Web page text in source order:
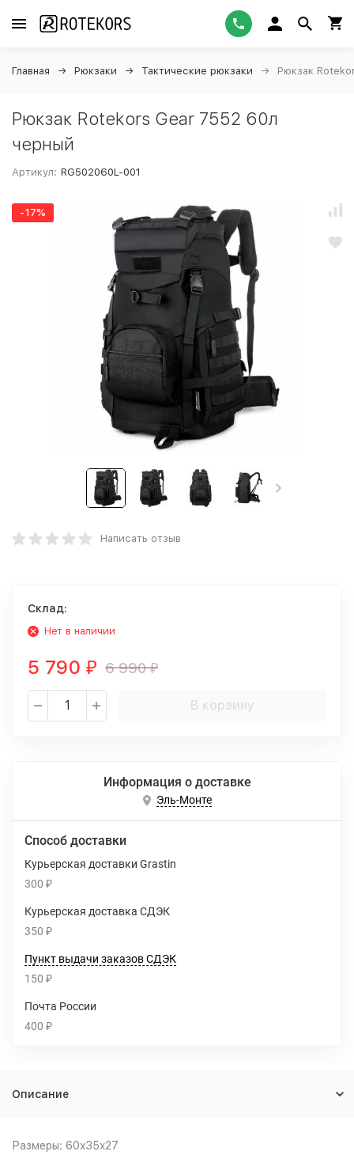
Главная Рюкзаки Тактические рюкзаки Рюкзак
Рюкзак Rotekors Gear 7552 60л
черный
Артикул: RG502060L-001
-17%
Написать отзыв
Склад:
Нет в наличии
5 790 ₽ 6 990₽
В корзину
Информация о доставке
Эль-Монте
Способ доставки
Курьерская доставки Grastin
300 ₽
Курьерская доставка СДЭК
350 ₽
Пункт выдачи заказов СДЭК
150 ₽
Почта России
400 ₽
Описание
Размеры: 60x35x27